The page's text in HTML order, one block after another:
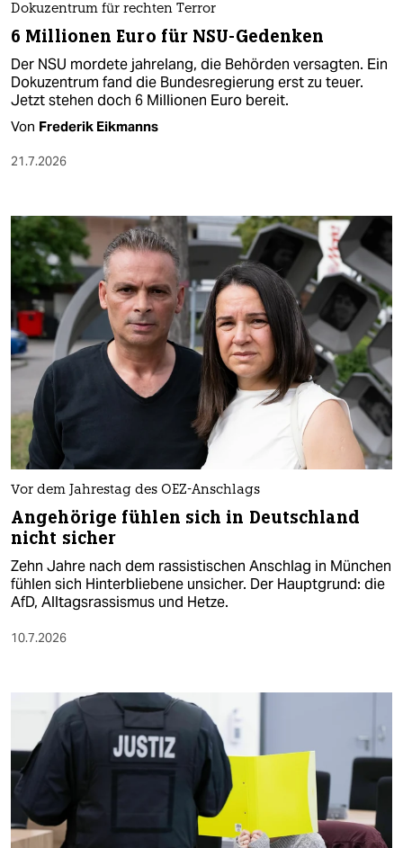
Dokuzentrum für rechten Terror
6 Millionen Euro für NSU-Gedenken
Der NSU mordete jahrelang, die Behörden versagten. Ein
Dokuzentrum fand die Bundesregierung erst zu teuer.
Jetzt stehen doch 6 Millionen Euro bereit.
Von Frederik Eikmanns
21.7.2026
Vor dem Jahrestag des OEZ-Anschlags
Angehörige fühlen sich in Deutschland
nicht sicher
Zehn Jahre nach dem rassistischen Anschlag in München
fühlen sich Hinterbliebene unsicher. Der Hauptgrund: die
AfD, Alltagsrassismus und Hetze.
10.7.2026